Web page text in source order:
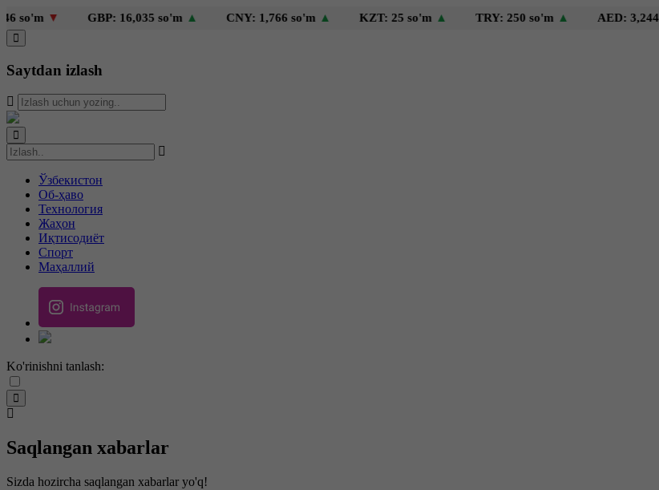
▼ GBP: 16,035 so'm▲ CNY: 1,766 so'm▲ KZT: 25 so'm ▲ TRY: 250 so'm▲ AED: 3,244 so'm▲
Saytdan izlash
Ўзбекистон
Об-ҳаво
Технология
Жаҳон
Иқтисодиёт
Спорт
Маҳаллий
Ko'rinishni tanlash:
Saqlangan xabarlar
Sizda hozircha saqlangan xabarlar yo'q!